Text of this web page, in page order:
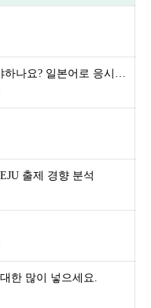
문부성 학부유학시험 영어로 응시해야하나요? 일본어로 응시해야하나요?
출제 경향 분석
한 많이 넣으세요.